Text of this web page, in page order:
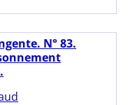
N° 83.